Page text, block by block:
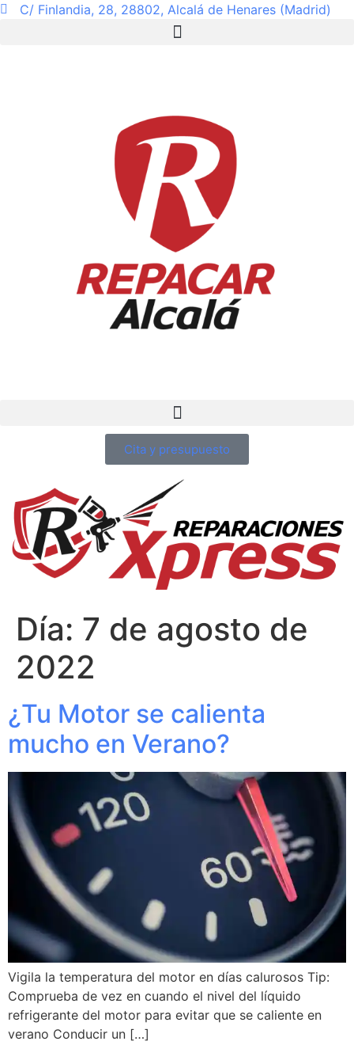
C/ Finlandia, 28, 28802, Alcalá de Henares (Madrid)
Cita y presupuesto
Día: 7 de agosto de
2022
¿Tu Motor se calienta
mucho en Verano?
Vigila la temperatura del motor en días calurosos Tip:
Comprueba de vez en cuando el nivel del líquido
refrigerante del motor para evitar que se caliente en
verano Conducir un […]